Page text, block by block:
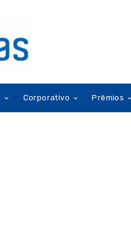
Corporativo Prêmios